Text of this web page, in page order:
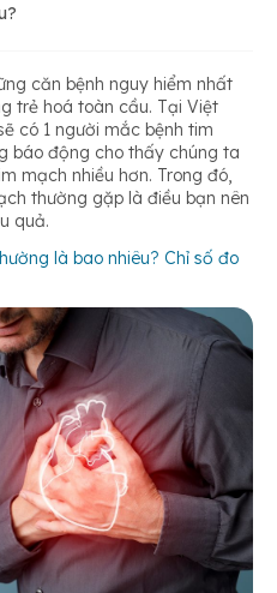
căn bệnh nguy hiểm nhất
trẻ hoá toàn cầu. Tại Việt
có 1 người mắc bệnh tim
báo động cho thấy chúng ta
mạch nhiều hơn. Trong đó,
thường gặp là điều bạn nên
quả.
là bao nhiêu? Chỉ số đo